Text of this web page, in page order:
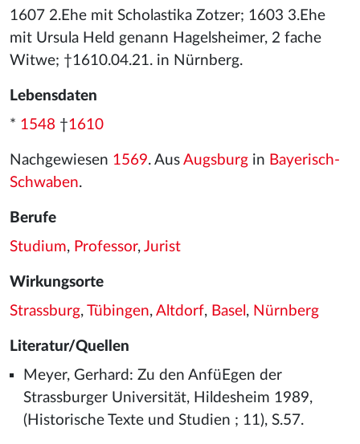
1607 2.Ehe mit Scholastika Zotzer; 1603 3.Ehe
mit Ursula Held genann Hagelsheimer, 2 fache
Witwe; †1610.04.21. in Nürnberg.
Lebensdaten
* 1548 †1610
Nachgewiesen 1569. Aus Augsburg in Bayerisch-
Schwaben.
Berufe
Studium, Professor, Jurist
Wirkungsorte
Strassburg, Tübingen, Altdorf, Basel , Nürnberg
Literatur/Quellen
Meyer, Gerhard: Zu den AnfüEgen der
Strassburger Universität, Hildesheim 1989,
(Historische Texte und Studien ; 11), S.57.